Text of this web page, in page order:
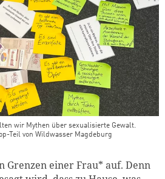
wir Mythen über sexualisierte Gewalt.
Teil von Wildwasser Magdeburg
Grenzen einer Frau* auf. Denn